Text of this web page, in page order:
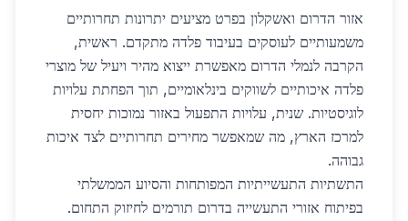
אזור הדרום ואשקלון בפרט מציעים יתרונות תחרותיים
משמעותיים לעוסקים בעיבוד פלדה מתקדם. ראשית,
הקרבה לנמלי הדרום מאפשרת ייצוא מהיר ויעיל של מוצרי
פלדה איכותיים לשווקים בינלאומיים, תוך הפחתת עלויות
לוגיסטיות. שנית, עלויות התפעול באזור נמוכות יחסית
למרכז הארץ, מה שמאפשר מחירים תחרותיים לצד איכות
גבוהה.
התשתיות התעשייתיות המפותחות והסיוע הממשלתי
בפיתוח אזורי התעשייה בדרום תורמים לחיזוק התחום.